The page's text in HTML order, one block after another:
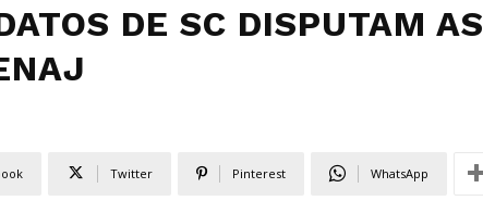
DE SC DISPUTAM AS
Twitter Pinterest WhatsApp